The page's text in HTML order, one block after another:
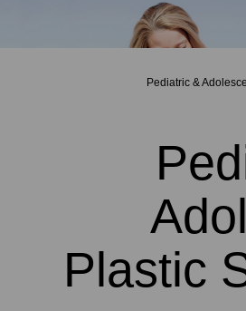
Pediatric &
Plastic